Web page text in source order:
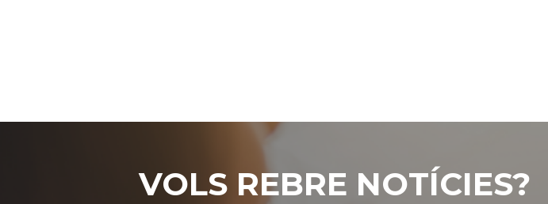
VOLS REBRE NOTÍCIES?